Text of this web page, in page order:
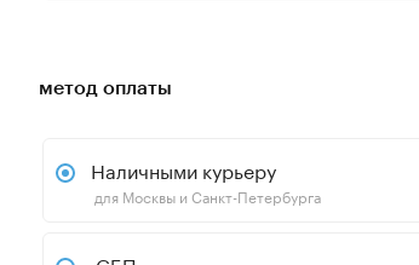
метод оплаты
Наличными курьеру
для Москвы и Санкт-Петербурга